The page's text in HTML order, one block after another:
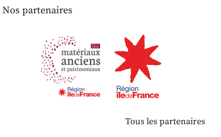
Nos partenaires
Tous les partenaires